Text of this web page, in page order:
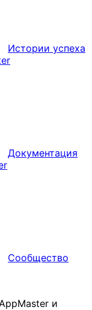
Истории успеха
Документация
Сообщество
и